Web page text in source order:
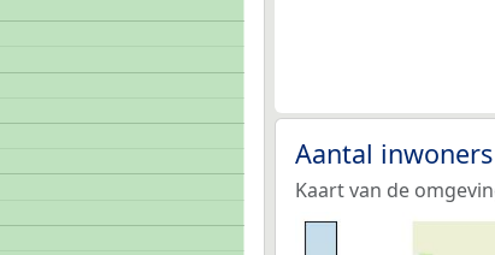
Aantal
Kaart van de